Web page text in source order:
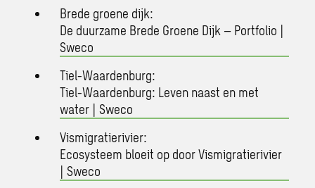
Brede groene dijk:
De duurzame Brede Groene Dijk – Portfolio |
Sweco
Tiel-Waardenburg:
Tiel-Waardenburg: Leven naast en met
water | Sweco
Vismigratierivier:
Ecosysteem bloeit op door Vismigratierivier
| Sweco